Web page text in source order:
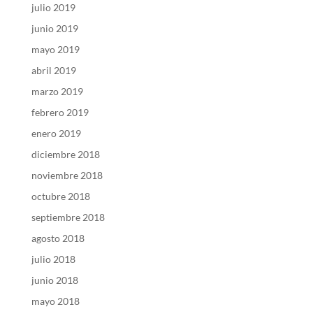
julio 2019
junio 2019
mayo 2019
abril 2019
marzo 2019
febrero 2019
enero 2019
diciembre 2018
noviembre 2018
octubre 2018
septiembre 2018
agosto 2018
julio 2018
junio 2018
mayo 2018